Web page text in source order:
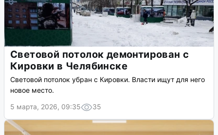
Световой потолок демонтирован с
Кировки в Челябинске
Световой потолок убран с Кировки. Власти ищут для него
новое место.
5 марта, 2026, 09:35
35